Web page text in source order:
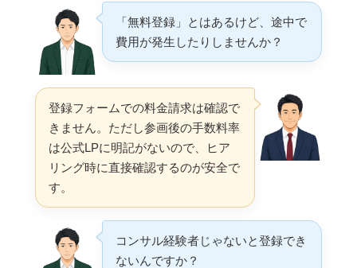
「無料登録」とはあるけど、途中で
費用が発生したりしませんか？
登録フォームでの料金請求は確認で
きません。ただし参画後の手数料率
は公式LPに明記がないので、ヒア
リング時に直接確認するのが安全で
す。
コンサル経験者じゃないと登録でき
ないんですか？